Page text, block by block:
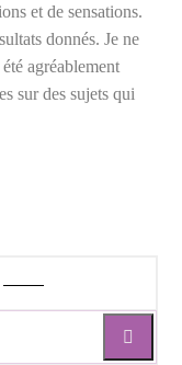
et de sensations.
donnés. Je ne
agréablement
sur des sujets qui